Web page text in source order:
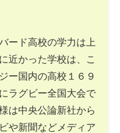
ード高校の学力は上
近かった学校は、こ
ー国内の高校１６９
ラグビー全国大会で
は中央公論新社から
や新聞などメディア